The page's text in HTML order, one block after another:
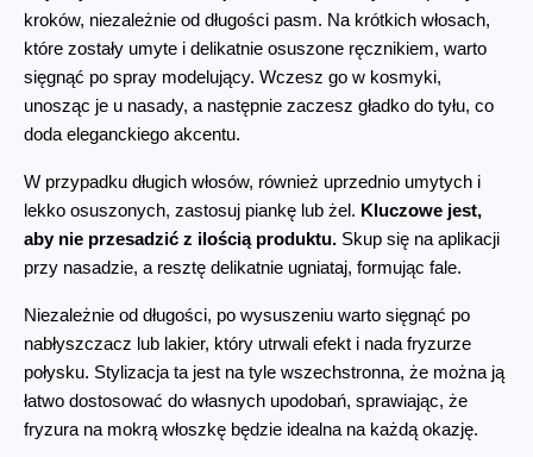
kroków, niezależnie od długości pasm. Na krótkich włosach,
które zostały umyte i delikatnie osuszone ręcznikiem, warto
sięgnąć po spray modelujący. Wczesz go w kosmyki,
unosząc je u nasady, a następnie zaczesz gładko do tyłu, co
doda eleganckiego akcentu.
W przypadku długich włosów, również uprzednio umytych i
lekko osuszonych, zastosuj piankę lub żel. Kluczowe jest,
aby nie przesadzić z ilością produktu. Skup się na aplikacji
przy nasadzie, a resztę delikatnie ugniataj, formując fale.
Niezależnie od długości, po wysuszeniu warto sięgnąć po
nabłyszczacz lub lakier, który utrwali efekt i nada fryzurze
połysku. Stylizacja ta jest na tyle wszechstronna, że można ją
łatwo dostosować do własnych upodobań, sprawiając, że
fryzura na mokrą włoszkę będzie idealna na każdą okazję.